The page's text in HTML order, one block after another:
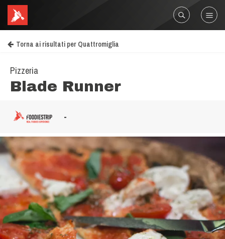
Torna ai risultati per Quattromiglia
Pizzeria
Blade Runner
-